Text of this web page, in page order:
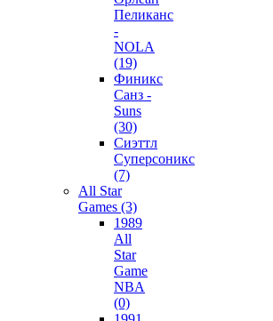
Пеликанс
-
NOLA
(19)
Финикс
Санз -
Suns
(30)
Сиэттл
Суперсоникс
(7)
All Star
Games (3)
1989
All
Star
Game
NBA
(0)